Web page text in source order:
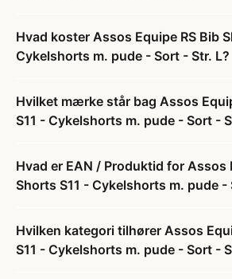
Hvad koster Assos Equipe RS Bib
Cykelshorts m. pude - Sort - Str. L?
Hvilket mærke står bag Assos
S11 - Cykelshorts m. pude - Sort -
Hvad er EAN / Produktid for Assos
Shorts S11 - Cykelshorts m. pude -
Hvilken kategori tilhører Assos
S11 - Cykelshorts m. pude - Sort -